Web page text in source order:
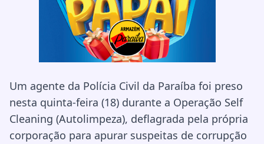
Um agente da Polícia Civil da Paraíba foi preso
nesta quinta-feira (18) durante a Operação Self
Cleaning (Autolimpeza), deflagrada pela própria
corporação para apurar suspeitas de corrupção